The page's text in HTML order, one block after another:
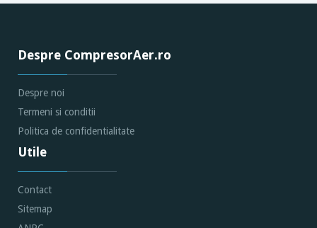
Despre CompresorAer.ro
Despre noi
Termeni si conditii
Politica de confidentialitate
Utile
Contact
Sitemap